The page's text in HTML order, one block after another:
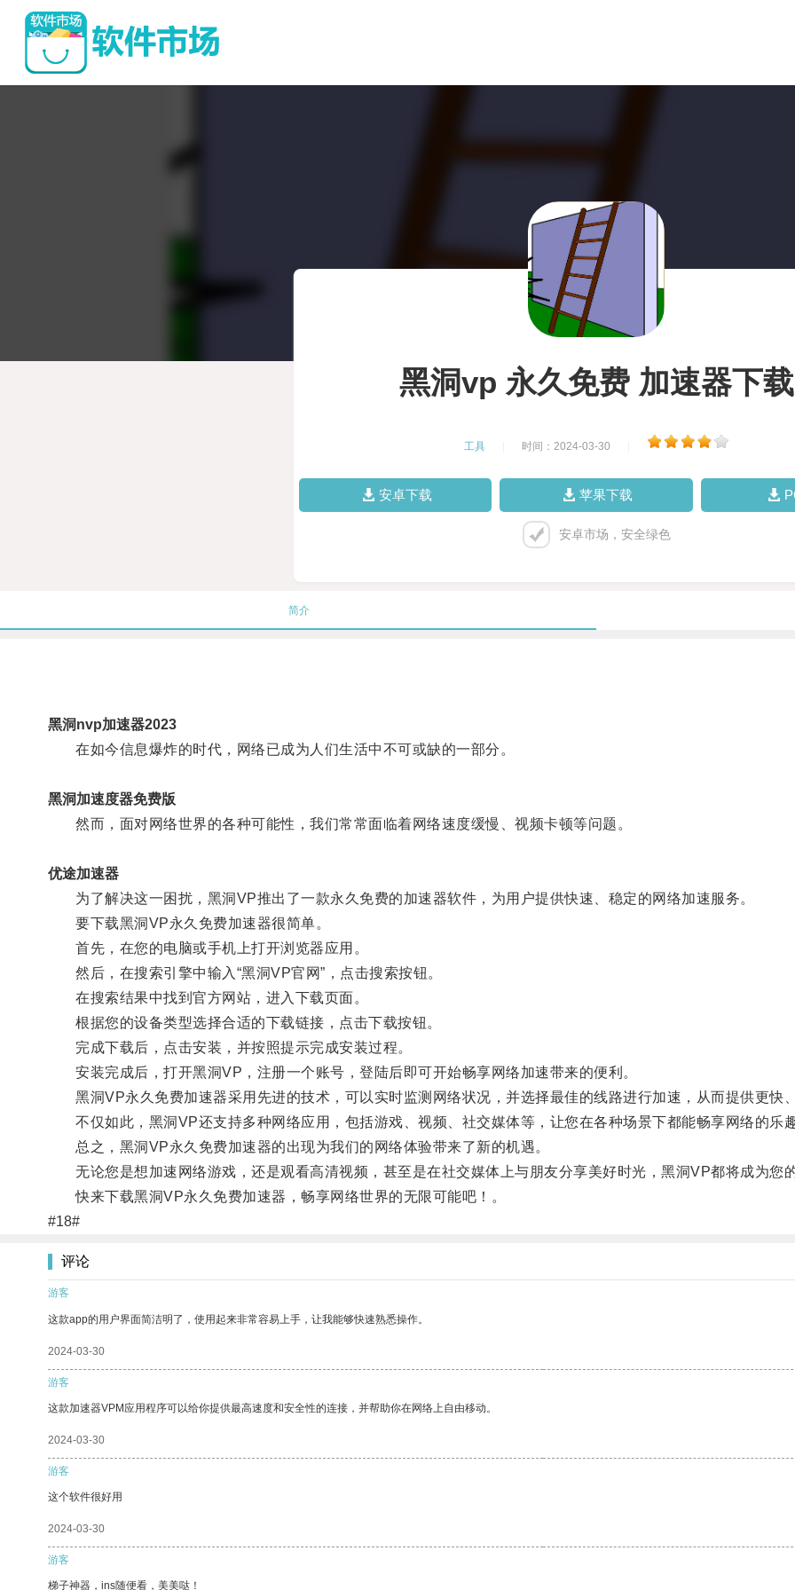
黑洞vp 永久免费 加速器下载
工具 时间：2024-03-30
安卓下载 苹果下载
安卓市场，安全绿色
简介
黑洞nvp加速器2023
在如今信息爆炸的时代，网络已成为人们生活中不可或缺的一部分。
黑洞加速度器免费版
然而，面对网络世界的各种可能性，我们常常面临着网络速度缓慢、视频卡顿等问题。
优途加速器
为了解决这一困扰，黑洞VP推出了一款永久免费的加速器软件，为用户提供快速、稳定的网络加速服务。
要下载黑洞VP永久免费加速器很简单。
首先，在您的电脑或手机上打开浏览器应用。
然后，在搜索引擎中输入“黑洞VP官网”，点击搜索按钮。
在搜索结果中找到官方网站，进入下载页面。
根据您的设备类型选择合适的下载链接，点击下载按钮。
完成下载后，点击安装，并按照提示完成安装过程。
安装完成后，打开黑洞VP，注册一个账号，登陆后即可开始畅享网络加速带来的便利。
黑洞VP永久免费加速器采用先进的技术，可以实时监测网络状况，并选择最佳的线路进行加速，从而提供更快、
不仅如此，黑洞VP还支持多种网络应用，包括游戏、视频、社交媒体等，让您在各种场景下都能畅享网络的乐趣
总之，黑洞VP永久免费加速器的出现为我们的网络体验带来了新的机遇。
无论您是想加速网络游戏，还是观看高清视频，甚至是在社交媒体上与朋友分享美好时光，黑洞VP都将成为您的
快来下载黑洞VP永久免费加速器，畅享网络世界的无限可能吧！。
#18#
评论
游客
这款app的用户界面简洁明了，使用起来非常容易上手，让我能够快速熟悉操作。
2024-03-30
游客
这款加速器VPM应用程序可以给你提供最高速度和安全性的连接，并帮助你在网络上自由移动。
2024-03-30
游客
这个软件很好用
2024-03-30
游客
梯子神器，ins随便看，美美哒！